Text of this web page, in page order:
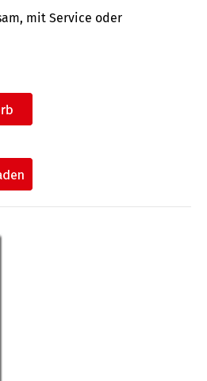
mit Service oder